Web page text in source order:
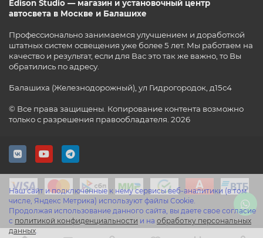
Наш сайт и подключенные к нему сервисы веб-аналитики (в том
числе, Яндекс Метрика) используют файлы Cookie.
Продолжая использование данного сайта, вы даете свое согласие
с политикой конфиденциальности и на обработку персональных
данных.
Edison Studio — магазин и установочный центр
автосвета в Москве и Балашихе
Профессионально занимаемся улучшением и доработкой
штатных систем освещения уже более 5 лет. Мы работаем на
качество и результат, если для Вас это так же важно, то Вы
обратились по адресу.
Балашиха (Железнодорожный), ул Гидрогородок, д15с4
© Все права защищены. Копирование контента возможно
только с разрешения правообладателя. 2026